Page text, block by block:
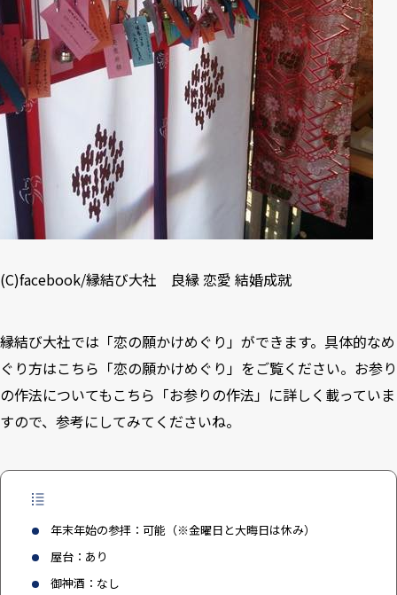
(C)facebook/縁結び大社 良縁 恋愛 結婚成就
縁結び大社では「恋の願かけめぐり」ができます。具体的なめ
ぐり方はこちら「恋の願かけめぐり 」をご覧ください。お参り
の作法についてもこちら「お参りの作法 」に詳しく載っていま
すので、参考にしてみてくださいね。
年末年始の参拝：可能（※金曜日と大晦日は休み）
屋台：あり
御神酒：なし